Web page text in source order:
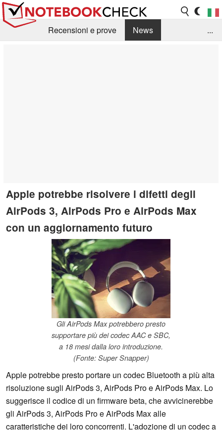
Recensioni e prove
News
...
Apple potrebbe risolvere i difetti degli
AirPods 3, AirPods Pro e AirPods Max
con un aggiornamento futuro
Gli AirPods Max potrebbero presto
supportare più dei codec AAC e SBC,
a 18 mesi dalla loro introduzione.
(Fonte: Super Snapper)
Apple potrebbe presto portare un codec Bluetooth a più alta
risoluzione sugli AirPods 3, AirPods Pro e AirPods Max. Lo
suggerisce il codice di un firmware beta, che avvicinerebbe
gli AirPods 3, AirPods Pro e AirPods Max alle
caratteristiche dei loro concorrenti. L'adozione di un codec a